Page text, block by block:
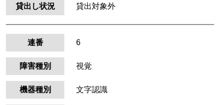
貸出し状況 貸出対象外
連番 6
障害種別 視覚
機器種別 文字認識